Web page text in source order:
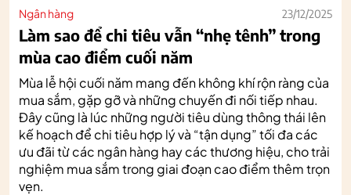
Ngân hàng 23/12/2025
Làm sao để chi tiêu vẫn “nhẹ tênh” trong
mùa cao điểm cuối năm
Mùa lễ hội cuối năm mang đến không khí rộn ràng của
mua sắm, gặp gỡ và những chuyến đi nối tiếp nhau.
Đây cũng là lúc những người tiêu dùng thông thái lên
kế hoạch để chi tiêu hợp lý và “tận dụng” tối đa các
ưu đãi từ các ngân hàng hay các thương hiệu, cho trải
nghiệm mua sắm trong giai đoạn cao điểm thêm trọn
vẹn.